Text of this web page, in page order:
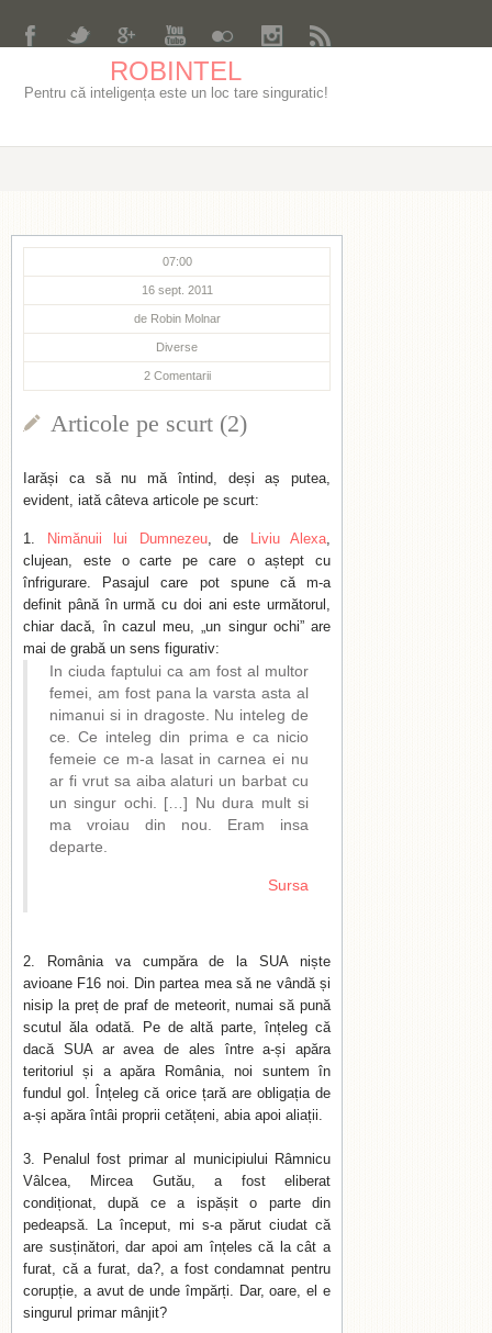
ROBINTEL
Pentru că inteligența este un loc tare singuratic!
07:00
16 sept. 2011
de Robin Molnar
Diverse
2 Comentarii
Articole pe scurt (2)
Iarăși ca să nu mă întind, deși aș putea,
evident, iată câteva articole pe scurt:
Nimănuii lui Dumnezeu, de Liviu Alexa,
clujean, este o carte pe care o aștept cu
înfrigurare. Pasajul care pot spune că m-a
definit până în urmă cu doi ani este următorul,
chiar dacă, în cazul meu, „un singur ochi” are
mai de grabă un sens figurativ:
In ciuda faptului ca am fost al multor
femei, am fost pana la varsta asta al
nimanui si in dragoste. Nu inteleg de
ce. Ce inteleg din prima e ca nicio
femeie ce m-a lasat in carnea ei nu
ar fi vrut sa aiba alaturi un barbat cu
un singur ochi. […] Nu dura mult si
ma vroiau din nou. Eram insa
departe.
Sursa
România va cumpăra de la SUA niște
avioane F16 noi. Din partea mea să ne vândă și
nisip la preț de praf de meteorit, numai să pună
scutul ăla odată. Pe de altă parte, înțeleg că
dacă SUA ar avea de ales între a-și apăra
teritoriul și a apăra România, noi suntem în
fundul gol. Înțeleg că orice țară are obligația de
a-și apăra întâi proprii cetățeni, abia apoi aliații.
Penalul fost primar al municipiului Râmnicu
Vâlcea, Mircea Gutău, a fost eliberat
condiționat, după ce a ispășit o parte din
pedeapsă. La început, mi s-a părut ciudat că
are susținători, dar apoi am înțeles că la cât a
furat, că a furat, da?, a fost condamnat pentru
corupție, a avut de unde împărți. Dar, oare, el e
singurul primar mânjit?